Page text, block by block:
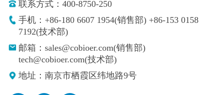
联系方式：400-8750-250
手机：+86-180 6607 1954(销售部) +86-153 0158
7192(技术部)
邮箱：sales@cobioer.com(销售部)
tech@cobioer.com(技术部)
地址：南京市栖霞区纬地路9号